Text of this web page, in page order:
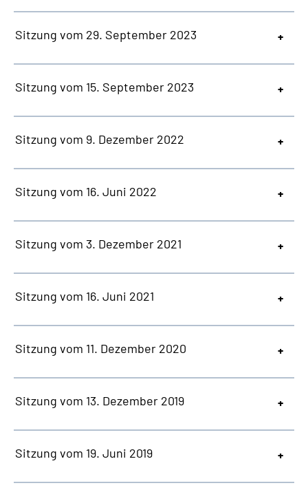
Sitzung vom 29. September 2023
Sitzung vom 15. September 2023
Sitzung vom 9. Dezember 2022
Sitzung vom 16. Juni 2022
Sitzung vom 3. Dezember 2021
Sitzung vom 16. Juni 2021
Sitzung vom 11. Dezember 2020
Sitzung vom 13. Dezember 2019
Sitzung vom 19. Juni 2019